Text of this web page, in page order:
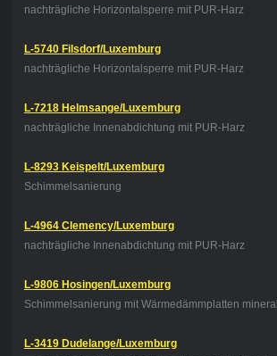
nachträgliche Horizontalsperre mit PUR-Harz
L-5740 Filsdorf/Luxemburg
nachträgliche Horizontalsperre mit PUR-Harz
L-7218 Helmsange/Luxemburg
nachträgliche Innenabdichtung mit PUR-Harz
L-8293 Keispelt/Luxemburg
Schimmelsanierung
L-4964 Clemency/Luxemburg
nachträgliche Innenabdichtung mit PUR-Harz
L-9806 Hosingen/Luxemburg
Schimmelsanierung mit Wärmedämmplatten mineral
L-3419 Dudelange/Luxemburg